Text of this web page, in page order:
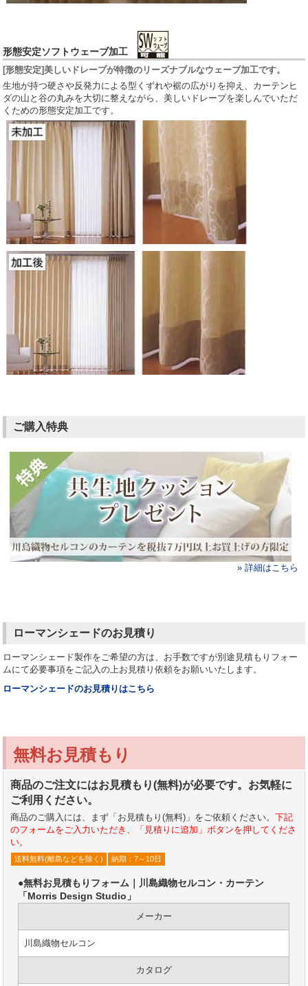
形態安定ソフトウェーブ加工
[形態安定]美しいドレープが特徴のリーズナブルなウェーブ加工です。
生地が持つ硬さや反発力による型くずれや裾の広がりを抑え、カーテンヒ
ダの山と谷の丸みを大切に整えながら、美しいドレープを楽しんでいただ
くための形態安定加工です。
ご購入特典
» 詳細はこちら
ローマンシェードのお見積り
ローマンシェード製作をご希望の方は、お手数ですが別途見積もりフォー
ムにて必要事項をご記入の上お見積り依頼をお願いいたします。
ローマンシェードのお見積りはこちら
無料お見積もり
商品のご注文にはお見積もり(無料)が必要です。お気軽に
ご利用ください。
商品のご購入には、まず「お見積もり(無料)」をご依頼ください。下記
のフォームをご入力いただき、「見積りに追加」ボタンを押してくださ
い。
送料無料(離島などを除く) 納期：7～10日
●無料お見積もりフォーム｜川島織物セルコン・カーテン
「Morris Design Studio」
メーカー
川島織物セルコン
カタログ